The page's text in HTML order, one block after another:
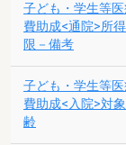
子ども・学生等医
費助成<通院>所
限－備考
子ども・学生等医
費助成<入院>対
齢